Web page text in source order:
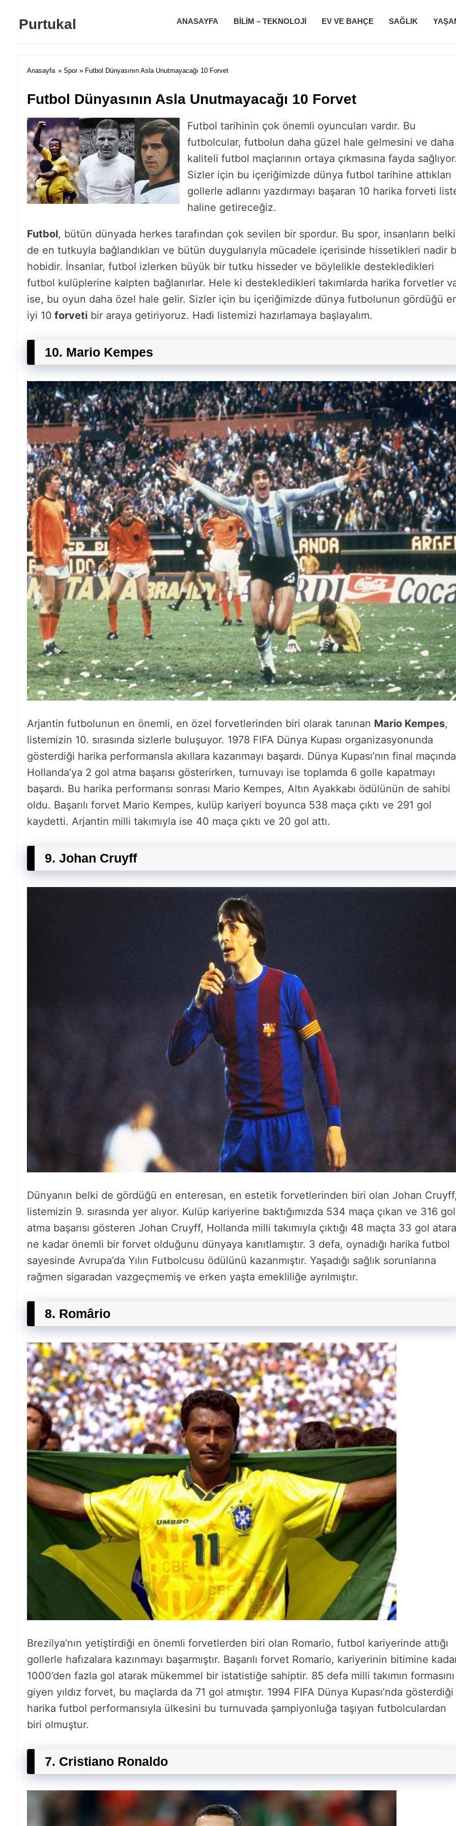
Purtukal ANASAYFA BILIM – TEKNOLOJI EV VE BAHÇE SAĞLIK
Anasayfa » Spor» Futbol Dünyasının Asla Unutmayacağı 10 Forvet
Futbol Dünyasının Asla Unutmayacağı 10 Forvet
Futbol tarihinin çok önemli oyuncuları vardır. Bu
futbolcular, futbolun daha güzel hale gelmesini ve daha
kaliteli futbol maçlarının ortaya çıkmasına fayda
Sizler için bu içeriğimizde dünya futbol tarihine attıkları
gollerle adlarını yazdırmayı başaran 10 harika forveti
haline getireceğiz.
Futbol, bütün dünyada herkes tarafından çok sevilen bir spordur. Bu spor, insanların belki
de en tutkuyla bağlandıkları ve bütün duygularıyla mücadele içerisinde hissetikleri nadir
hobidir. İnsanlar, futbol izlerken büyük bir tutku hisseder ve böylelikle destekledikleri
futbol kulüplerine kalpten bağlanırlar. Hele ki destekledikleri takımlarda harika forvetler
ise, bu oyun daha özel hale gelir. Sizler için bu içeriğimizde dünya futbolunun gördüğü
iyi 10 forveti bir araya getiriyoruz. Hadi listemizi hazırlamaya başlayalım.
10. Mario Kempes
Arjantin futbolunun en önemli, en özel forvetlerinden biri olarak tanınan Mario Kempes,
listemizin 10. sırasında sizlerle buluşuyor. 1978 FIFA Dünya Kupası organizasyonunda
gösterdiği harika performansla akıllara kazanmayı başardı. Dünya Kupası’nın final maçında
Hollanda’ya 2 gol atma başarısı gösterirken, turnuvayı ise toplamda 6 golle kapatmayı
başardı. Bu harika performansı sonrası Mario Kempes, Altın Ayakkabı ödülünün de sahibi
oldu. Başarılı forvet Mario Kempes, kulüp kariyeri boyunca 538 maça çıktı ve 291 gol
kaydetti. Arjantin milli takımıyla ise 40 maça çıktı ve 20 gol attı.
9. Johan Cruyff
Dünyanın belki de gördüğü en enteresan, en estetik forvetlerinden biri olan Johan
listemizin 9. sırasında yer alıyor. Kulüp kariyerine baktığımızda 534 maça çıkan ve 316 gol
atma başarısı gösteren Johan Cruyff, Hollanda milli takımıyla çıktığı 48 maçta 33 gol
ne kadar önemli bir forvet olduğunu dünyaya kanıtlamıştır. 3 defa, oynadığı harika futbol
sayesinde Avrupa’da Yılın Futbolcusu ödülünü kazanmıştır. Yaşadığı sağlık sorunlarına
rağmen sigaradan vazgeçmemiş ve erken yaşta emekliliğe ayrılmıştır.
8. Romârio
Brezilya’nın yetiştirdiği en önemli forvetlerden biri olan Romario, futbol kariyerinde attığı
gollerle hafızalara kazınmayı başarmıştır. Başarılı forvet Romario, kariyerinin bitimine
1000’den fazla gol atarak mükemmel bir istatistiğe sahiptir. 85 defa milli takımın formasını
giyen yıldız forvet, bu maçlarda da 71 gol atmıştır. 1994 FIFA Dünya Kupası’nda gösterdiği
harika futbol performansıyla ülkesini bu turnuvada şampiyonluğa taşıyan futbolculardan
biri olmuştur.
7. Cristiano Ronaldo